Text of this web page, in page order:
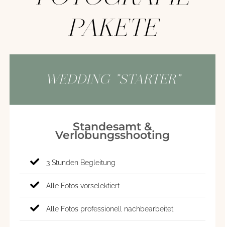
PAKETE
WEDDING "STARTER"
Standesamt &
Verlobungsshooting
3 Stunden Begleitung
Alle Fotos vorselektiert
Alle Fotos professionell nachbearbeitet